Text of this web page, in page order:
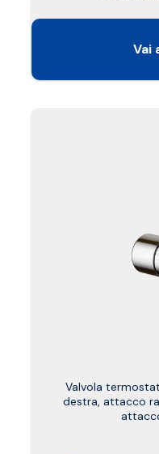
Vai
Valvola
destra, attacco